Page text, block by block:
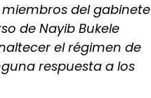
miembros del gabinete
de Nayib Bukele
el régimen de
respuesta a los